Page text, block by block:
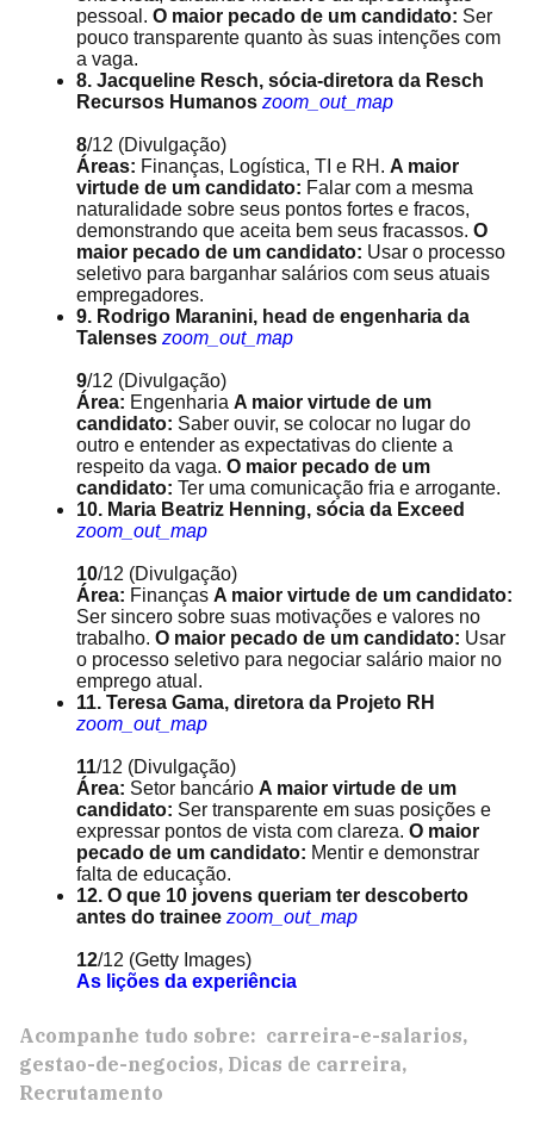
pessoal. O maior pecado de um candidato: Ser
pouco transparente quanto às suas intenções com
a vaga.
8. Jacqueline Resch, sócia-diretora da Resch
Recursos Humanos zoom_out_map
8/12 (Divulgação)
Áreas: Finanças, Logística, TI e RH. A maior
virtude de um candidato: Falar com a mesma
naturalidade sobre seus pontos fortes e fracos,
demonstrando que aceita bem seus fracassos. O
maior pecado de um candidato: Usar o processo
seletivo para barganhar salários com seus atuais
empregadores.
9. Rodrigo Maranini, head de engenharia da
Talenses zoom_out_map
9/12 (Divulgação)
Área: Engenharia A maior virtude de um
candidato: Saber ouvir, se colocar no lugar do
outro e entender as expectativas do cliente a
respeito da vaga. O maior pecado de um
candidato: Ter uma comunicação fria e arrogante.
10. Maria Beatriz Henning, sócia da Exceed
zoom_out_map
10/12 (Divulgação)
Área: Finanças A maior virtude de um candidato:
Ser sincero sobre suas motivações e valores no
trabalho. O maior pecado de um candidato: Usar
o processo seletivo para negociar salário maior no
emprego atual.
11. Teresa Gama, diretora da Projeto RH
zoom_out_map
11/12 (Divulgação)
Área: Setor bancário A maior virtude de um
candidato: Ser transparente em suas posições e
expressar pontos de vista com clareza. O maior
pecado de um candidato: Mentir e demonstrar
falta de educação.
12. O que 10 jovens queriam ter descoberto
antes do trainee zoom_out_map
12/12 (Getty Images)
As lições da experiência
Acompanhe tudo sobre: carreira-e-salarios
gestao-de-negocios Dicas de carreira
Recrutamento